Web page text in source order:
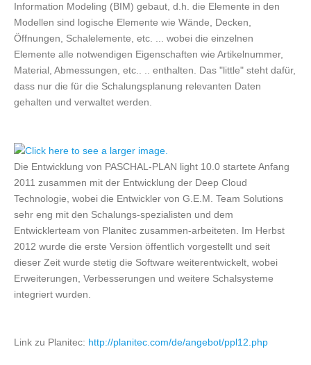
Information Modeling (BIM) gebaut, d.h. die Elemente in den
Modellen sind logische Elemente wie Wände, Decken,
Öffnungen, Schalelemente, etc. ... wobei die einzelnen
Elemente alle notwendigen Eigenschaften wie Artikelnummer,
Material, Abmessungen, etc.. .. enthalten. Das "little" steht dafür,
dass nur die für die Schalungsplanung relevanten Daten
gehalten und verwaltet werden.
Die Entwicklung von PASCHAL-PLAN light 10.0 startete Anfang
2011 zusammen mit der Entwicklung der Deep Cloud
Technologie, wobei die Entwickler von G.E.M. Team Solutions
sehr eng mit den Schalungs-spezialisten und dem
Entwicklerteam von Planitec zusammen-arbeiteten. Im Herbst
2012 wurde die erste Version öffentlich vorgestellt und seit
dieser Zeit wurde stetig die Software weiterentwickelt, wobei
Erweiterungen, Verbesserungen und weitere Schalsysteme
integriert wurden.
Link zu Planitec: http://planitec.com/de/angebot/ppl12.php